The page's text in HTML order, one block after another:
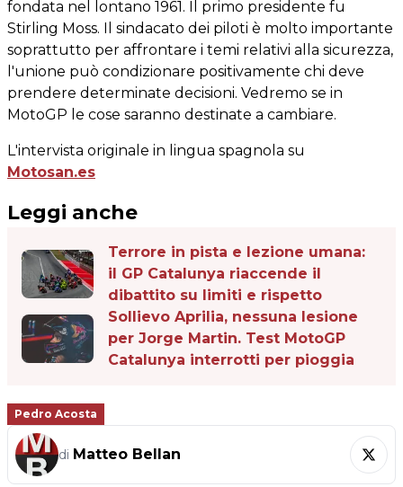
fondata nel lontano 1961. Il primo presidente fu
Stirling Moss. Il sindacato dei piloti è molto importante
soprattutto per affrontare i temi relativi alla sicurezza,
l'unione può condizionare positivamente chi deve
prendere determinate decisioni. Vedremo se in
MotoGP le cose saranno destinate a cambiare.
L'intervista originale in lingua spagnola su
Motosan.es
Leggi anche
Terrore in pista e lezione umana:
il GP Catalunya riaccende il
dibattito su limiti e rispetto
Sollievo Aprilia, nessuna lesione
per Jorge Martin. Test MotoGP
Catalunya interrotti per pioggia
Pedro Acosta
di Matteo Bellan